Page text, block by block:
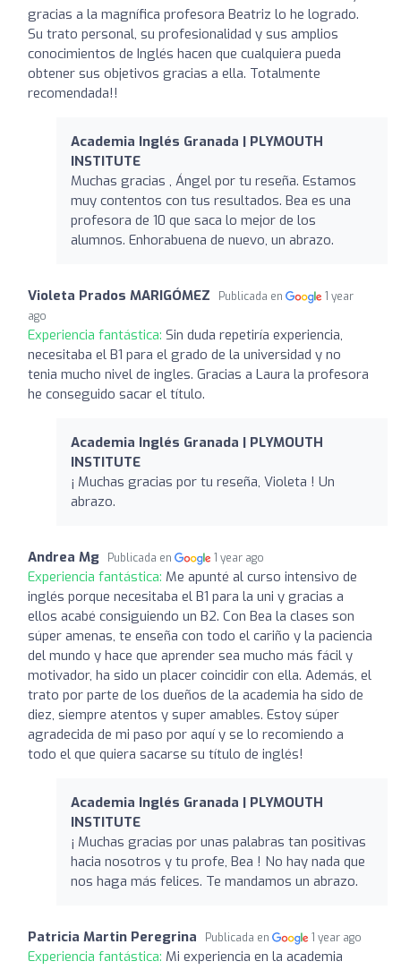
gracias a la magnífica profesora Beatriz lo he logrado.
Su trato personal, su profesionalidad y sus amplios
conocimientos de Inglés hacen que cualquiera pueda
obtener sus objetivos gracias a ella. Totalmente
recomendada!!
Academia Inglés Granada | PLYMOUTH
INSTITUTE
Muchas gracias , Ángel por tu reseña. Estamos
muy contentos con tus resultados. Bea es una
profesora de 10 que saca lo mejor de los
alumnos. Enhorabuena de nuevo, un abrazo.
Violeta Prados MARIGÓMEZ Publicada en
1 year
ago
Experiencia fantástica: Sin duda repetiría experiencia,
necesitaba el B1 para el grado de la universidad y no
tenia mucho nivel de ingles. Gracias a Laura la profesora
he conseguido sacar el título.
Academia Inglés Granada | PLYMOUTH
INSTITUTE
¡ Muchas gracias por tu reseña, Violeta ! Un
abrazo.
Andrea Mg Publicada en 1 year ago
Experiencia fantástica: Me apunté al curso intensivo de
inglés porque necesitaba el B1 para la uni y gracias a
ellos acabé consiguiendo un B2. Con Bea la clases son
súper amenas, te enseña con todo el cariño y la paciencia
del mundo y hace que aprender sea mucho más fácil y
motivador, ha sido un placer coincidir con ella. Además, el
trato por parte de los dueños de la academia ha sido de
diez, siempre atentos y super amables. Estoy súper
agradecida de mi paso por aquí y se lo recomiendo a
todo el que quiera sacarse su título de inglés!
Academia Inglés Granada | PLYMOUTH
INSTITUTE
¡ Muchas gracias por unas palabras tan positivas
hacia nosotros y tu profe, Bea ! No hay nada que
nos haga más felices. Te mandamos un abrazo.
Patricia Martin Peregrina Publicada en 1 year ago
Experiencia fantástica: Mi experiencia en la academia